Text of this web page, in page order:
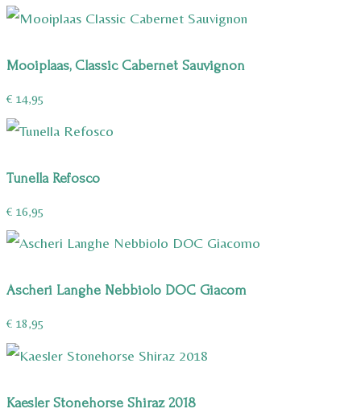
€ 12,95.€ 9,75.
Mooiplaas, Classic Cabernet Sauvignon
€ 14,95
Tunella Refosco
€ 16,95
Ascheri Langhe Nebbiolo DOC Giacom
€ 18,95
Kaesler Stonehorse Shiraz 2018